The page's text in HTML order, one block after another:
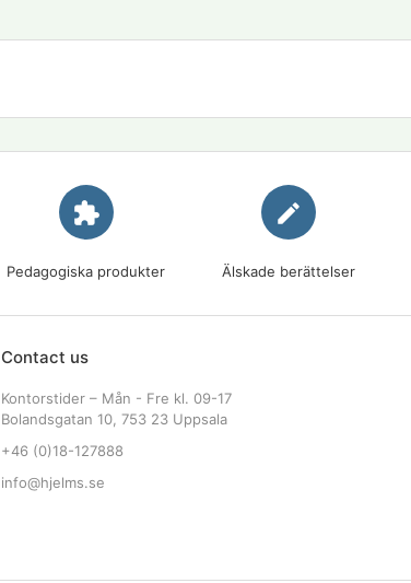
extension
Pedagogiska produkter
edit
Älskade berättelser
Contact us
Kontorstider – Mån - Fre kl. 09-17
Bolandsgatan 10, 753 23 Uppsala
+46 (0)18-127888
info@hjelms.se